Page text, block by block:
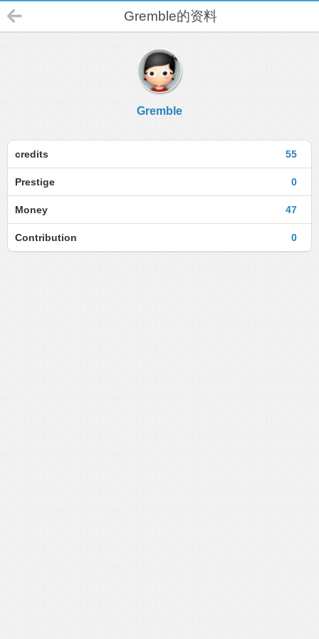
Gremble的资料
Gremble
55
credits
0
Prestige
47
Money
0
Contribution